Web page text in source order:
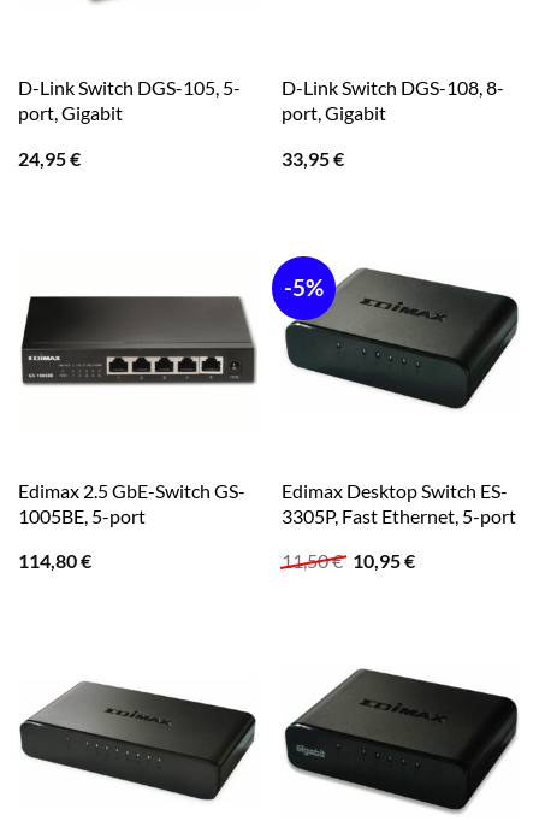
D-Link Switch DGS-105, 5-
port, Gigabit
24,95€
D-Link Switch DGS-108, 8-
port, Gigabit
33,95€
Edimax 2.5 GbE-Switch GS-
1005BE, 5-port
114,80€
-5%
Edimax Desktop Switch ES-
3305P, Fast Ethernet, 5-port
11,50€ Ursprünglicher
10,95€Aktueller